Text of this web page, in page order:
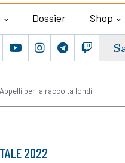
Dossier Shop
Appelli per la raccolta fondi
2022